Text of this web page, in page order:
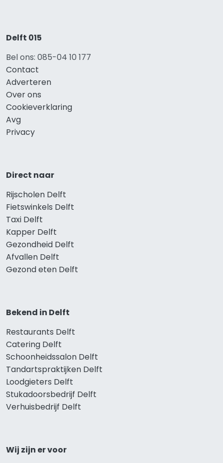
Delft 015
Bel ons: 085-04 10 177
Contact
Adverteren
Over ons
Cookieverklaring
Avg
Privacy
Direct naar
Rijscholen Delft
Fietswinkels Delft
Taxi Delft
Kapper Delft
Gezondheid Delft
Afvallen Delft
Gezond eten Delft
Bekend in Delft
Restaurants Delft
Catering Delft
Schoonheidssalon Delft
Tandartspraktijken Delft
Loodgieters Delft
Stukadoorsbedrijf Delft
Verhuisbedrijf Delft
Wij zijn er voor